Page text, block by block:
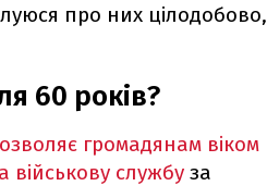
про них цілодобово,
60 років?
громадянам віком
військову службу за